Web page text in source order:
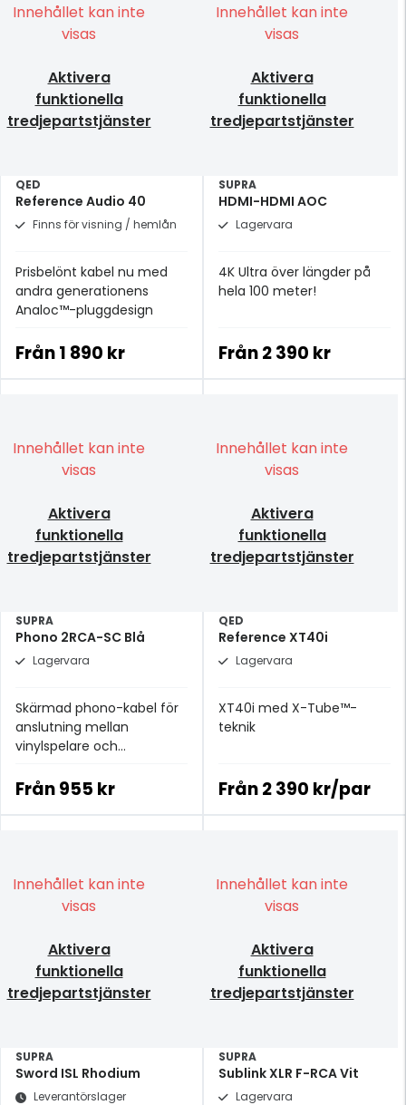
Innehållet kan inte
visas
Aktivera
funktionella
tredjepartstjänster
QED
Reference Audio 40
Finns för visning / hemlån
Prisbelönt kabel nu med
andra generationens
Analoc™-pluggdesign
Från1 890 kr
Innehållet kan inte
visas
Aktivera
funktionella
tredjepartstjänster
SUPRA
HDMI-HDMI AOC
Lagervara
4K Ultra över längder på
hela 100 meter!
Från2 390 kr
Innehållet kan inte
visas
Aktivera
funktionella
tredjepartstjänster
SUPRA
Phono 2RCA-SC Blå
Lagervara
Skärmad phono-kabel för
anslutning mellan
vinylspelare och
jordledare!
Från955 kr
Innehållet kan inte
visas
Aktivera
funktionella
tredjepartstjänster
QED
Reference XT40i
Lagervara
XT40i med X-Tube™-
teknik
Från2 390 kr/par
Innehållet kan inte
visas
Aktivera
funktionella
tredjepartstjänster
SUPRA
Sword ISL Rhodium
Leverantörslager
Innehållet kan inte
visas
Aktivera
funktionella
tredjepartstjänster
SUPRA
Sublink XLR F-RCA Vit
Lagervara